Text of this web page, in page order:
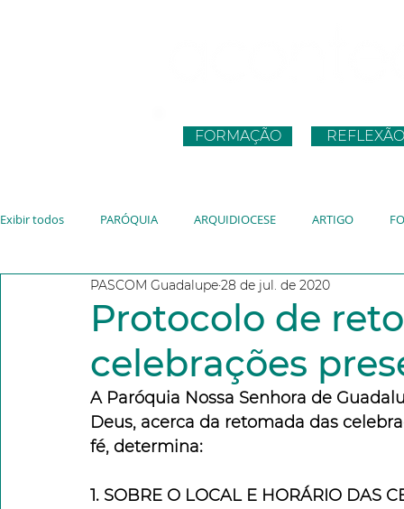
FORMAÇÃO REFLEXÃO
Exibir todos PARÓQUIA ARQUIDIOCESE ARTIGO
JUVENTUDE VATICANO JMJ
Protocolo de
celebrações
PASCOM Guadalupe28 de jul. de 2020
A Paróquia Nossa Senhora de
Deus, acerca da retomada das
fé, determina:
1. SOBRE O LOCAL E HORÁRIO DAS